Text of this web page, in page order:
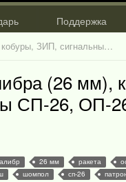
Поддержка
Сигнальные пистолеты / ракетницы 4 калибра (26 мм), кобуры, ЗИП, сигнальные, осветительные патроны СП-26, ОП-26, СП-39, ОП-39. Актуально АВГУСТ 2026г.
(26 мм),
СП-26, ОП-
26 мм ракета
шомпол сп-26